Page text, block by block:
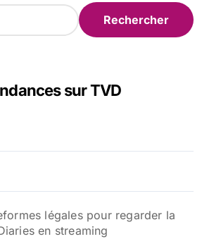
sur TVD
légales pour regarder la
en streaming